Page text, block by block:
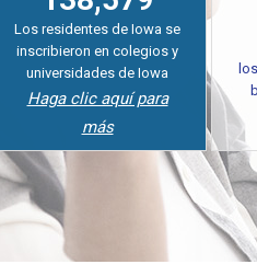
Los residentes de Iowa se
inscribieron en colegios y
universidades de Iowa
Haga clic aquí para
más